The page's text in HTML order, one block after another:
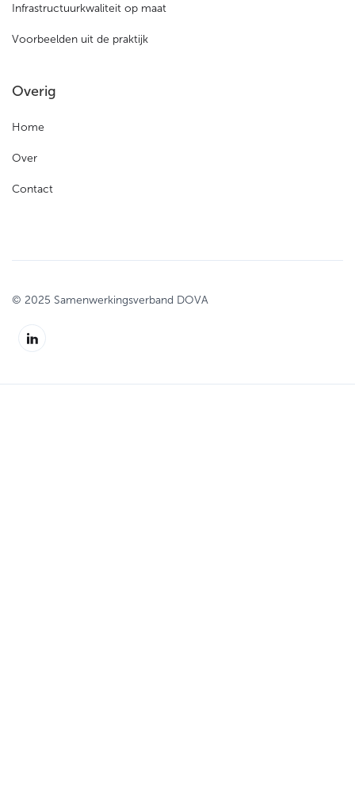
Infrastructuurkwaliteit op maat
Voorbeelden uit de praktijk
Overig
Home
Over
Contact
© 2025 Samenwerkingsverband DOVA